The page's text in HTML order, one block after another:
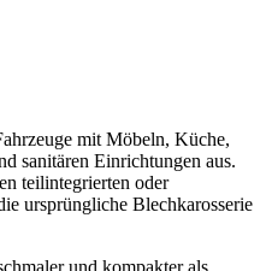
mit Möbeln, Küche,
sanitären Einrichtungen aus.
teilintegrierten oder
ursprüngliche Blechkarosserie